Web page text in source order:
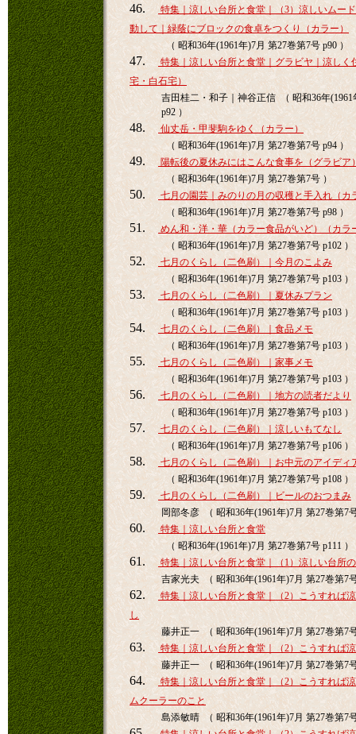
46.
特集｜涼しい台所と食堂｜（3）涼しいムー
動して｜緑蔭にブロックの食卓をつくり（カラー）
（ 昭和36年(1961年)7月 第27巻第7号 p90 ）
47.
特集｜涼しい台所と食堂｜グラビヤ｜涼しく
宅・白石宅）
吉田桂二・和子｜神谷正信 （ 昭和36年(1961
p92 ）
48.
仙丈岳・甲斐駒をゆく（カラー）
（ 昭和36年(1961年)7月 第27巻第7号 p94 ）
49.
陽転後の夏休みにはこんな食事を（グラビア
（ 昭和36年(1961年)7月 第27巻第7号 ）
50.
七月の園芸｜みのりの月の収穫と手入れ（カ
（ 昭和36年(1961年)7月 第27巻第7号 p98 ）
51.
めん和・洋・華（カラー食品がいど）（カラ
（ 昭和36年(1961年)7月 第27巻第7号 p102 ）
52.
七月のくらし（二色刷）｜今月のこよみ
（ 昭和36年(1961年)7月 第27巻第7号 p103 ）
53.
七月のくらし（二色刷）｜夏休みプラン
（ 昭和36年(1961年)7月 第27巻第7号 p103 ）
54.
七月のくらし（二色刷）｜食品メモ
（ 昭和36年(1961年)7月 第27巻第7号 p103 ）
55.
七月のくらし（二色刷）｜家事メモ
（ 昭和36年(1961年)7月 第27巻第7号 p103 ）
56.
七月のくらし（二色刷）｜地方の読者だより
（ 昭和36年(1961年)7月 第27巻第7号 p103 ）
57.
七月のくらし（二色刷）｜涼しいもてなし
（ 昭和36年(1961年)7月 第27巻第7号 p106 ）
58.
七月のくらし（二色刷）｜お中元のアイディ
（ 昭和36年(1961年)7月 第27巻第7号 p108 ）
59.
七月のくらし（二色刷）｜ビールのおつまみ
岡部冬彦 （ 昭和36年(1961年)7月 第27巻第7
60.
特集｜涼しい台所と食堂
（ 昭和36年(1961年)7月 第27巻第7号 p111 ）
61.
特集｜涼しい台所と食堂｜（1）涼しい台所
吉家光夫 （ 昭和36年(1961年)7月 第27巻第7
62.
特集｜涼しい台所と食堂｜（2）こうすれば
し
藤井正一 （ 昭和36年(1961年)7月 第27巻第7
63.
特集｜涼しい台所と食堂｜（2）こうすれば
藤井正一 （ 昭和36年(1961年)7月 第27巻第7
64.
特集｜涼しい台所と食堂｜（2）こうすれば
ムクーラーのこと
島添敏晴 （ 昭和36年(1961年)7月 第27巻第7